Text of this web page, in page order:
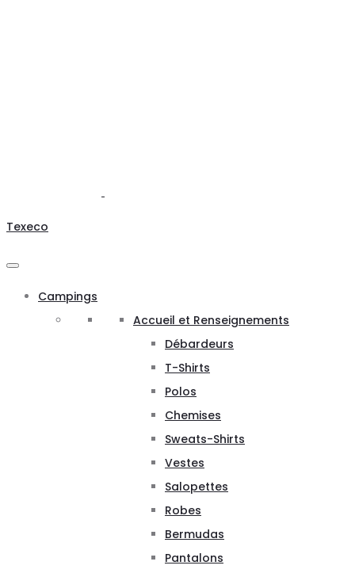
Texeco
Campings
Accueil et Renseignements
Débardeurs
T-Shirts
Polos
Chemises
Sweats-Shirts
Vestes
Salopettes
Robes
Bermudas
Pantalons